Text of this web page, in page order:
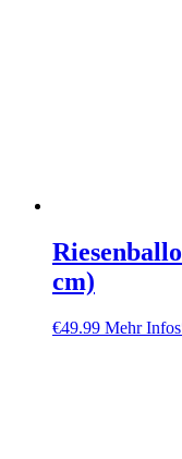
cm)
€49.99 Mehr